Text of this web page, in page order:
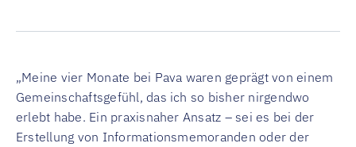
„Meine vier Monate bei Pava waren geprägt von einem
Gemeinschaftsgefühl, das ich so bisher nirgendwo
erlebt habe. Ein praxisnaher Ansatz – sei es bei der
Erstellung von Informationsmemoranden oder der